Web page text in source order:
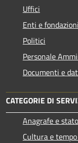
Uffici
Enti e fondazioni
Politici
Personale
Documenti e
CATEGORIE DI
Anagrafe e
Cultura e